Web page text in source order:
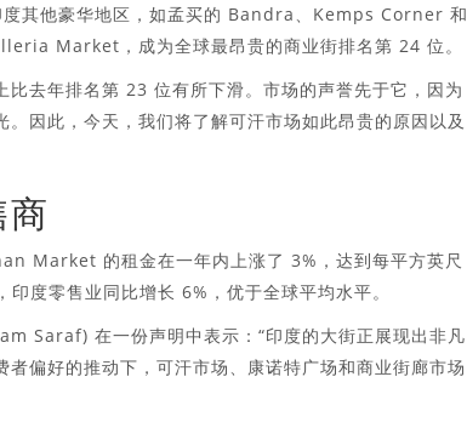
他豪华地区，如孟买的 Bandra、Kemps Corner 和
Market，成为全球最昂贵的商业街排名第 24 位。
年排名第 23 位有所下滑。市场的声誉先于它，因为
因此，今天，我们将了解可汗市场如此昂贵的原因以及
商
Market 的租金在一年内上涨了 3%，达到每平方英尺
度零售业同比增长 6%，优于全球平均水平。
Saraf) 在一份声明中表示：“印度的大街正展现出非凡
偏好的推动下，可汗市场、康诺特广场和商业街廊市场